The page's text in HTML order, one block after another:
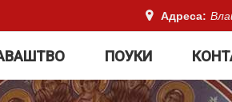
Адреса:
ПОУКИ